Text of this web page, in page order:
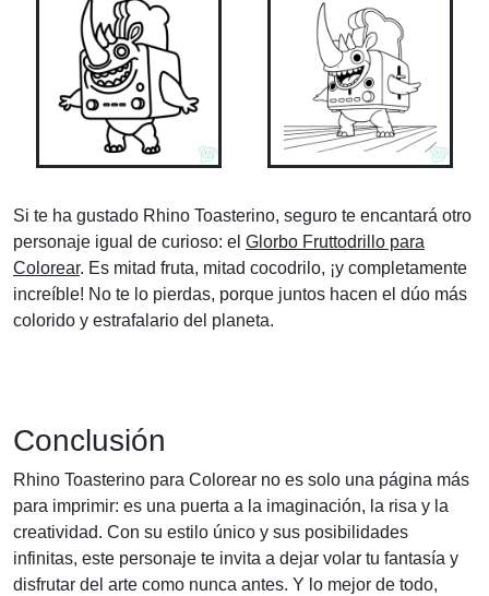
Si te ha gustado Rhino Toasterino, seguro te encantará otro
personaje igual de curioso: el Glorbo Fruttodrillo para
Colorear. Es mitad fruta, mitad cocodrilo, ¡y completamente
increíble! No te lo pierdas, porque juntos hacen el dúo más
colorido y estrafalario del planeta.
Conclusión
Rhino Toasterino para Colorear no es solo una página más
para imprimir: es una puerta a la imaginación, la risa y la
creatividad. Con su estilo único y sus posibilidades
infinitas, este personaje te invita a dejar volar tu fantasía y
disfrutar del arte como nunca antes. Y lo mejor de todo,